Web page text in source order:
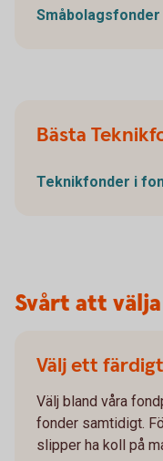
Småbolagsfonder
Bästa
Teknikfonder i
Svårt att
Välj ett
Välj bland våra
fonder samtidigt.
slipper ha koll på